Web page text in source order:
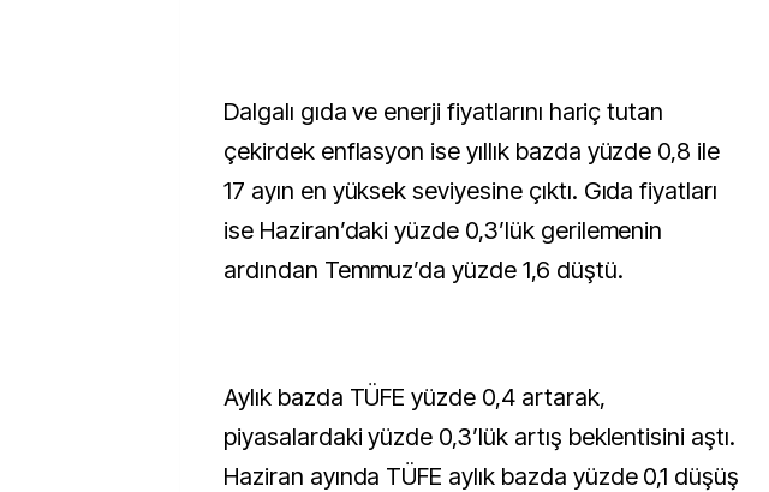
Dalgalı gıda ve enerji fiyatlarını hariç tutan
çekirdek enflasyon ise yıllık bazda yüzde 0,8 ile
17 ayın en yüksek seviyesine çıktı. Gıda fiyatları
ise Haziran’daki yüzde 0,3’lük gerilemenin
ardından Temmuz’da yüzde 1,6 düştü.
Aylık bazda TÜFE yüzde 0,4 artarak,
piyasalardaki yüzde 0,3’lük artış beklentisini aştı.
Haziran ayında TÜFE aylık bazda yüzde 0,1 düşüş